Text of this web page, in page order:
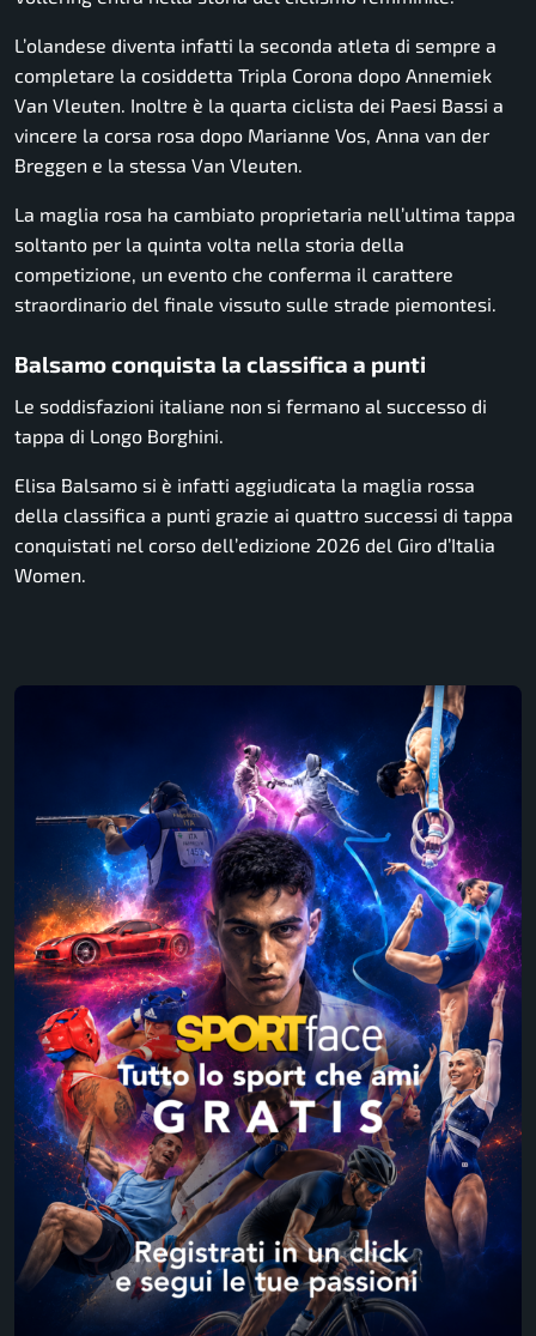
L’olandese diventa infatti la seconda atleta di sempre a
completare la cosiddetta Tripla Corona dopo Annemiek
Van Vleuten. Inoltre è la quarta ciclista dei Paesi Bassi a
vincere la corsa rosa dopo Marianne Vos, Anna van der
Breggen e la stessa Van Vleuten.
La maglia rosa ha cambiato proprietaria nell’ultima tappa
soltanto per la quinta volta nella storia della
competizione, un evento che conferma il carattere
straordinario del finale vissuto sulle strade piemontesi.
Balsamo conquista la classifica a punti
Le soddisfazioni italiane non si fermano al successo di
tappa di Longo Borghini.
Elisa Balsamo si è infatti aggiudicata la maglia rossa
della classifica a punti grazie ai quattro successi di tappa
conquistati nel corso dell’edizione 2026 del Giro d’Italia
Women.